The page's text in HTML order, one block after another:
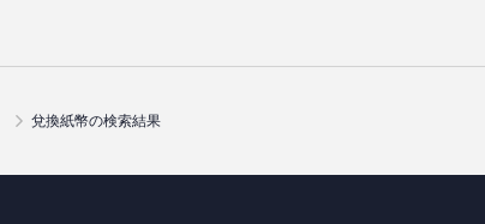
兌換紙幣の検索結果